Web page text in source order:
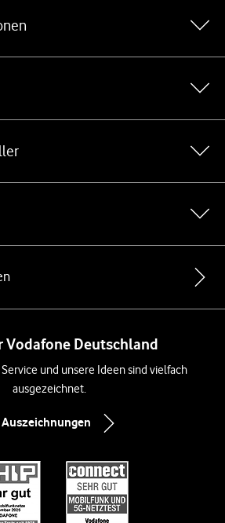
Vodafone Deutschland
und unsere Ideen sind vielfach
ausgezeichnet.